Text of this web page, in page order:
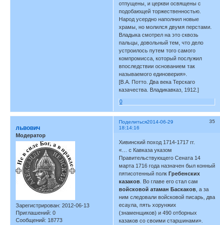
отпущены, и церкви освящены с
подобающей торжественностью.
Народ усердно наполнил новые
храмы, но молился двумя перстами.
Владыка смотрел на это сквозь
пальцы, довольный тем, что дело
устроилось путем того самого
компромисса, который послужил
впоследствии основанием так
называемого единоверия».
[В.А. Потто. Два века Терскаго
казачества. Владикавказ, 1912.]
0
Поделиться 35
2014-06-29
18:14:16
львович
Модератор
Зарегистрирован: 2012-06-13
Приглашений: 0
Сообщений: 18773
Хивинский поход 1714-1717 гг.
«… с Кавказа указом
Правительствующего Сената 14
марта 1716 года назначен был конный
пятисотенный полкГребенских
казаков . Во главе его стал сам
войсковой атаман Баскаков , а за
ним следовали войсковой писарь, два
есаула, пять хорунжих
(знаменщиков) и 490 отборных
казаков со своими старшинами».